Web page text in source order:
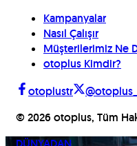
Kampanyalar
Nasıl Çalışır
Müşterilerimiz Ne
otoplus Kimdir?
otoplustr
© 2026 otoplus, Tüm